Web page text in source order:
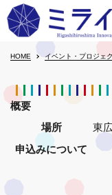
HOME イベント・プロジェ
概要
場所
東
申込みについて